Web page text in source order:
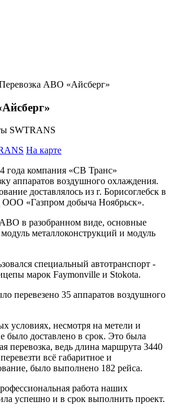
АВО «Айсберг»
SWTRANS
На карте
года компания «СВ Транс»
аппаратов воздушного охлаждения.
доставлялось из г. Борисоглебск в
ООО «Газпром добыча Ноябрьск».
в разобранном виде, основные
металлоконструкций и модуль
специальный автотранспорт -
марок Faymonville и Stokota.
перевезено 35 аппаратов воздушного
условиях, несмотря на метели и
было доставлено в срок. Это была
перевозка, ведь длина маршрута 3440
всё габаритное и
было выполнено 182 рейса.
работа наших
успешно и в срок выполнить проект.